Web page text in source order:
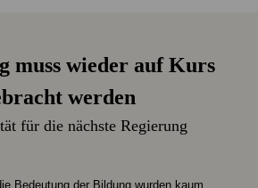
muss wieder auf Kurs
werden
für die nächste Regierung
Bedeutung der Bildung wurden kaum